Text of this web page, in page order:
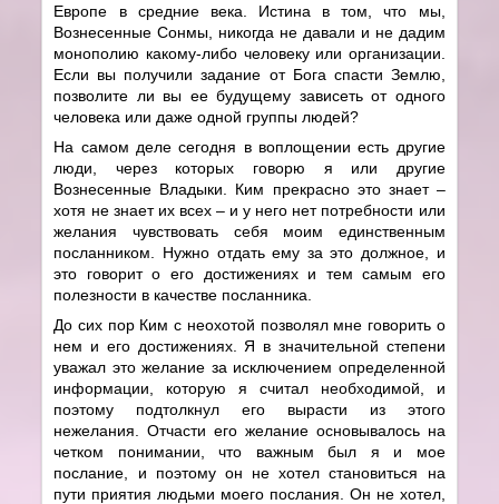
Европе в средние века. Истина в том, что мы,
Вознесенные Сонмы, никогда не давали и не дадим
монополию какому-либо человеку или организации.
Если вы получили задание от Бога спасти Землю,
позволите ли вы ее будущему зависеть от одного
человека или даже одной группы людей?
На самом деле сегодня в воплощении есть другие
люди, через которых говорю я или другие
Вознесенные Владыки. Ким прекрасно это знает –
хотя не знает их всех – и у него нет потребности или
желания чувствовать себя моим единственным
посланником. Нужно отдать ему за это должное, и
это говорит о его достижениях и тем самым его
полезности в качестве посланника.
До сих пор Ким с неохотой позволял мне говорить о
нем и его достижениях. Я в значительной степени
уважал это желание за исключением определенной
информации, которую я считал необходимой, и
поэтому подтолкнул его вырасти из этого
нежелания. Отчасти его желание основывалось на
четком понимании, что важным был я и мое
послание, и поэтому он не хотел становиться на
пути приятия людьми моего послания. Он не хотел,